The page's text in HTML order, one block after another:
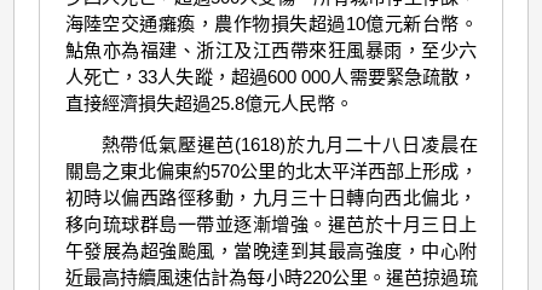
海陸空交通癱瘓，農作物損失超過10億元新台幣。
鮎魚亦為福建、浙江及江西帶來狂風暴雨，至少六
人死亡，33人失蹤，超過600 000人需要緊急疏散，
直接經濟損失超過25.8億元人民幣。
熱帶低氣壓暹芭(1618)於九月二十八日凌晨在
關島之東北偏東約570公里的北太平洋西部上形成，
初時以偏西路徑移動，九月三十日轉向西北偏北，
移向琉球群島一帶並逐漸增強。暹芭於十月三日上
午發展為超強颱風，當晚達到其最高強度，中心附
近最高持續風速估計為每小時220公里。暹芭掠過琉